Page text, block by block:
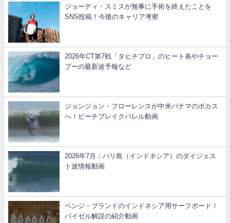
ジョーディ・スミスが無事に手術を終えたことを
SNS投稿！今後のキャリア考察
2026年CT第7戦「タヒチプロ」のヒート表やチョー
プーの最新波予報など
ジョンジョン・フローレンスが中米パナマのボカス
へ！ビーチブレイクバレル動画
2026年7月：バリ島（インドネシア）のダイジェス
ト波情報動画
ベンジ・ブランドのインドネシア用サーフボード！
パイゼル解説の紹介動画